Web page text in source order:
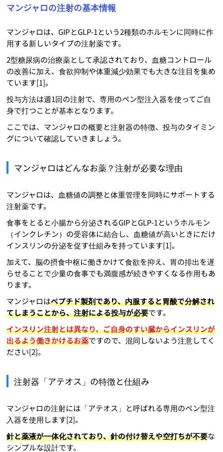
マンジャロの注射の基本情報
マンジャロは、GIPとGLP-1という2種類のホルモンに同時に作
用する新しいタイプの注射薬です。
2型糖尿病の治療薬として承認されており、血糖コントロール
の改善に加え、食欲抑制や体重減少効果でも大きな注目を集め
ています[1]。
投与方法は週1回の注射で、専用のペン型注入器を使ってご自
身で打つことが基本となります。
ここでは、マンジャロの概要と注射器の特徴、投与のタイミン
グについて確認していきましょう。
マンジャロはどんなお薬？注射が必要な理由
マンジャロは、血糖値の調整と体重管理を同時にサポートする
注射薬です。
食事をとると小腸から分泌されるGIPとGLP-1というホルモン
（インクレチン）の受容体に結合し、血糖値が高いときにだけ
インスリンの分泌を促す仕組みを持っています[1]。
加えて、脳の摂食中枢に働きかけて食欲を抑え、胃の排出を遅
らせることで少量の食事でも満腹感が続きやすくなる作用もあ
ります。
マンジャロはペプチド製剤であり、内服すると胃酸で分解され
てしまうことから、注射による投与が必要です。
インスリン注射とは異なり、ご自身のすい臓からインスリンが
出るよう働きかけるお薬ですので、混同しないよう注意してく
ださい[2]。
注射器「アテオス」の特徴と仕組み
マンジャロの注射には「アテオス」と呼ばれる専用のペン型注
入器を使用します[2]。
針と薬液が一体化されており、針の付け替えや空打ちが不要な
シンプルな設計です。